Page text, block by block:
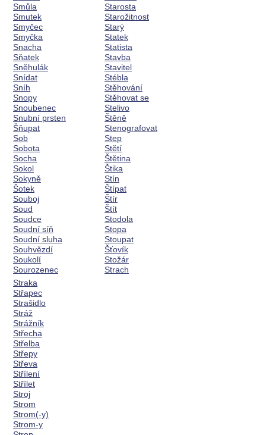
Smůla
Smutek
Smyčec
Smyčka
Snacha
Sňatek
Sněhulák
Snídat
Sníh
Snopy
Snoubenec
Snubní prsten
Šňupat
Sob
Sobota
Socha
Sokol
Sokyně
Šotek
Souboj
Soud
Soudce
Soudní síň
Soudní sluha
Souhvězdí
Soukolí
Sourozenec
Starosta
Starožitnost
Starý
Statek
Statista
Stavba
Stavitel
Stébla
Stěhování
Stěhovat se
Stelivo
Štěně
Stenografovat
Step
Stětí
Štětina
Štika
Stín
Štípat
Štír
Štít
Stodola
Stopa
Stoupat
Šťovík
Stožár
Strach
Straka
Střapec
Strašidlo
Stráž
Strážník
Střecha
Střelba
Střepy
Střeva
Střílení
Střílet
Stroj
Strom
Strom(-y)
Strom-y